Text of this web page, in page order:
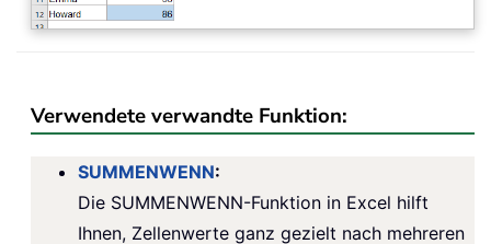
Verwendete verwandte Funktion:
SUMMENWENN:
Die SUMMENWENN-Funktion in Excel hilft
Ihnen, Zellenwerte ganz gezielt nach mehreren